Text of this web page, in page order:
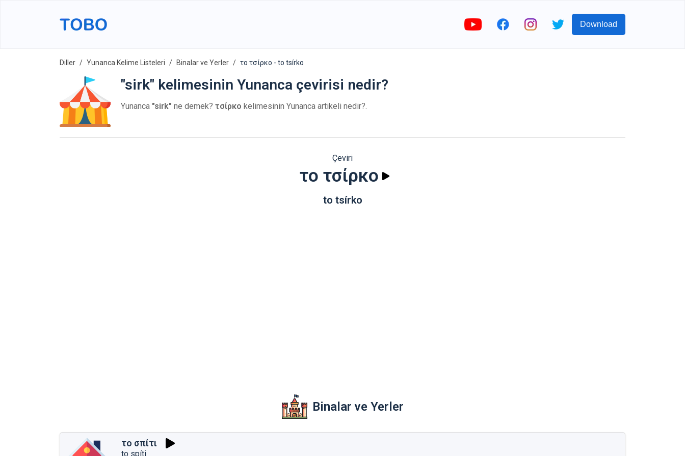
Download
Diller Yunanca Kelime Listeleri Binalar ve Yerler το τσίρκο - to tsírko
"sirk" kelimesinin Yunanca çevirisi nedir?
Yunanca "sirk" ne demek? τσίρκο kelimesinin Yunanca artikeli nedir?.
Çeviri
το τσίρκο
to tsírko
Binalar ve Yerler
το σπίτι
to spíti